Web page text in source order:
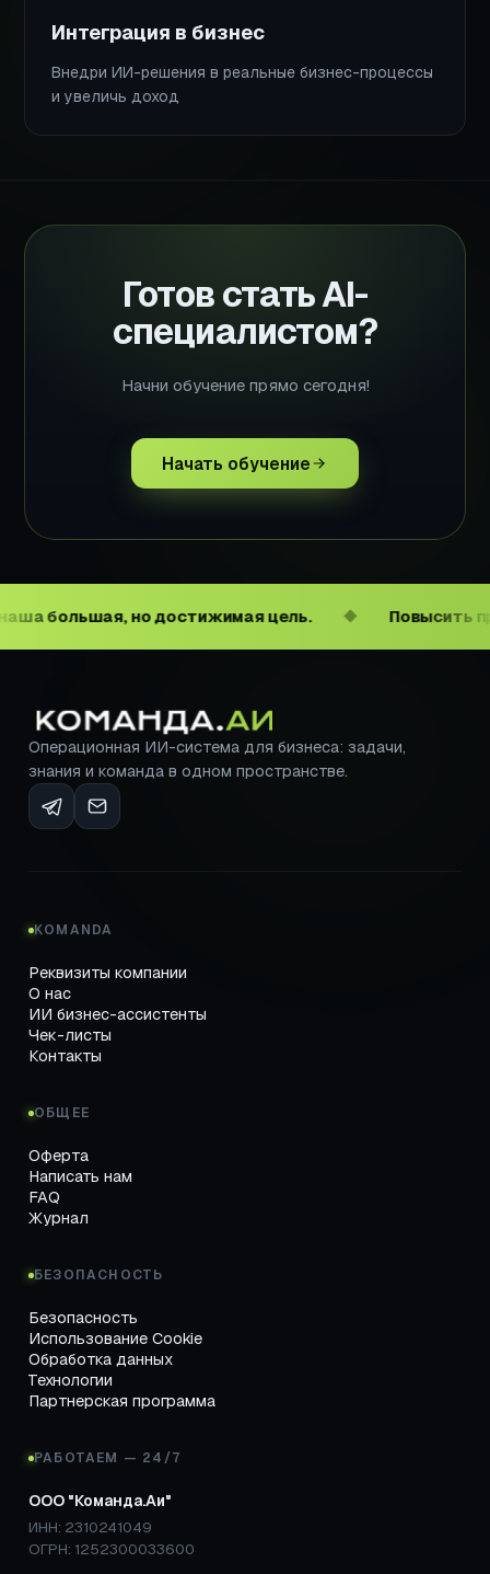
Интеграция в бизнес
Внедри ИИ-решения в реальные бизнес-процессы
и увеличь доход
Готов стать AI-
специалистом?
Начни обучение прямо сегодня!
Начать обучение
большая, но достижимая цель. ◆ Повысить
Операционная ИИ-система для бизнеса: задачи,
знания и команда в одном пространстве.
KOMANDA
Реквизиты компании
О нас
ИИ бизнес-ассистенты
Чек-листы
Контакты
ОБЩЕЕ
Оферта
Написать нам
FAQ
Журнал
БЕЗОПАСНОСТЬ
Безопасность
Использование Cookie
Обработка данных
Технологии
Партнерская программа
РАБОТАЕМ — 24/7
ООО "Команда.Аи"
ИНН: 2310241049
ОГРН: 1252300033600